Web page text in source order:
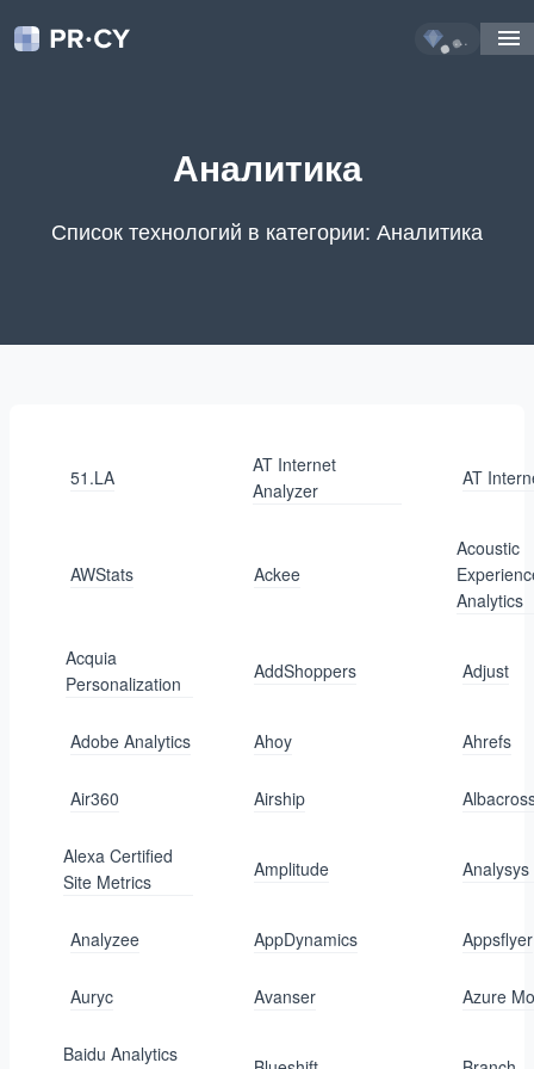
...
Аналитика
Список технологий в категории: Аналитика
51.LA
AT Internet
Analyzer
AT
AWStats Ackee
Acoustic
Analytics
Acquia
Personalization
AddShoppers Adjust
Adobe Analytics Ahoy Ahrefs
Air360 Airship
Alexa Certified
Site Metrics
Amplitude Analysys
Analyzee AppDynamics Appsflyer
Auryc Avanser Azure
Baidu Analytics